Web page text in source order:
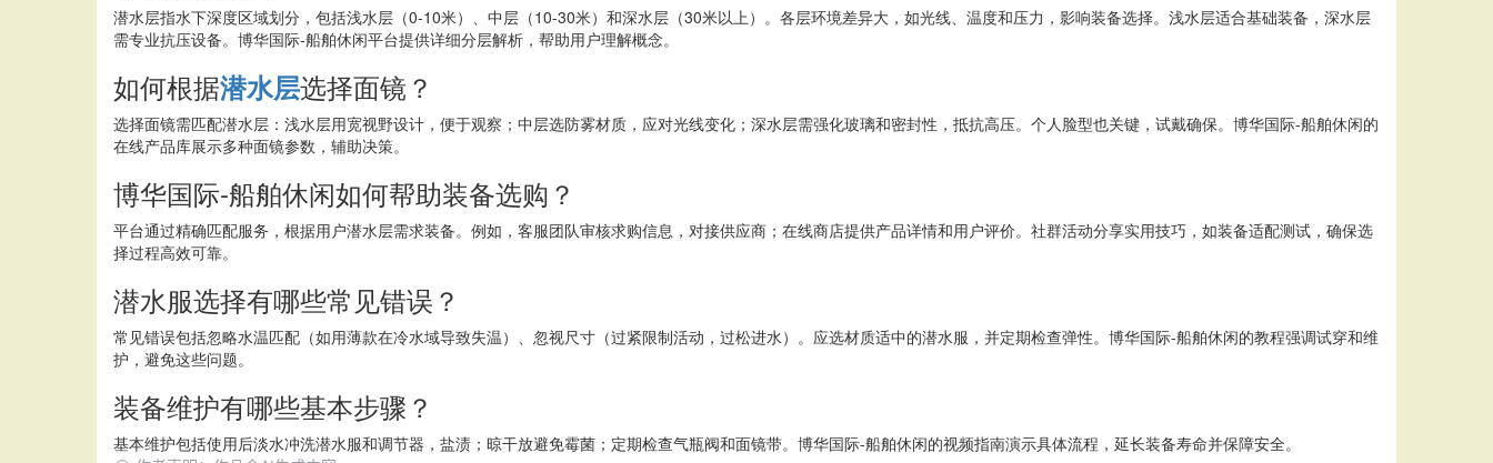
潜水层指水下深度区域划分，包括浅水层（0-10米）、中层（10-30米）和深水层（30米以上）。各层环境差异大，如光线、温度和压力，影响装备选择。浅水层适合基础装备，深水层
需专业抗压设备。博华国际-船舶休闲平台提供详细分层解析，帮助用户理解概念。
如何根据潜水层选择面镜？
选择面镜需匹配潜水层：浅水层用宽视野设计，便于观察；中层选防雾材质，应对光线变化；深水层需强化玻璃和密封性，抵抗高压。个人脸型也关键，试戴确保。博华国际-船舶休闲的
在线产品库展示多种面镜参数，辅助决策。
博华国际-船舶休闲如何帮助装备选购？
平台通过精确匹配服务，根据用户潜水层需求装备。例如，客服团队审核求购信息，对接供应商；在线商店提供产品详情和用户评价。社群活动分享实用技巧，如装备适配测试，确保选
择过程高效可靠。
潜水服选择有哪些常见错误？
常见错误包括忽略水温匹配（如用薄款在冷水域导致失温）、忽视尺寸（过紧限制活动，过松进水）。应选材质适中的潜水服，并定期检查弹性。博华国际-船舶休闲的教程强调试穿和维
护，避免这些问题。
装备维护有哪些基本步骤？
基本维护包括使用后淡水冲洗潜水服和调节器，盐渍；晾干放避免霉菌；定期检查气瓶阀和面镜带。博华国际-船舶休闲的视频指南演示具体流程，延长装备寿命并保障安全。